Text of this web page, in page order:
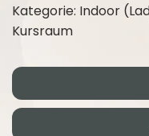
Kategorie: Indoor
Kursraum